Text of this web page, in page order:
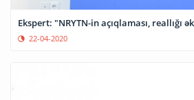
Ekspert: "NRYTN-in açıqlaması, reallığı
22-04-2020